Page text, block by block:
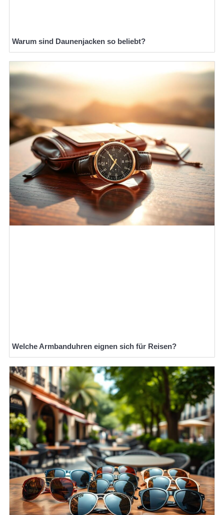
Warum sind Daunenjacken so beliebt?
Welche Armbanduhren eignen sich für Reisen?